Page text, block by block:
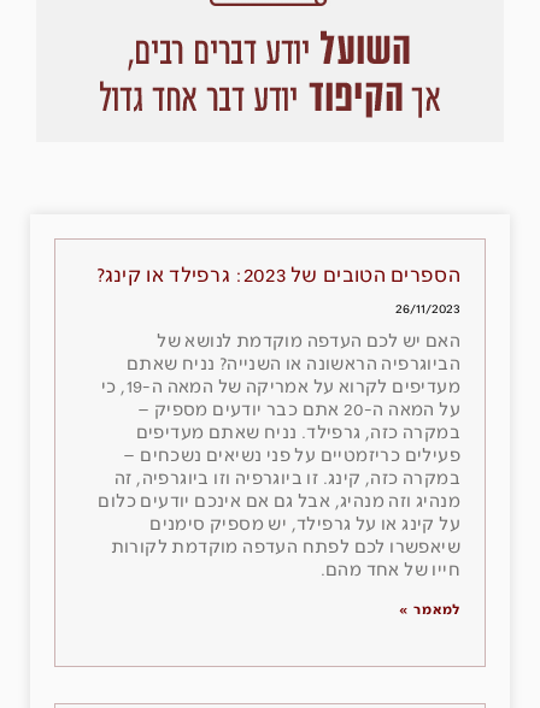
הספרים הטובים של 2023: גרפילד או קינג?
26/11/2023
האם יש לכם העדפה מוקדמת לנושא של
הביוגרפיה הראשונה או השנייה? נניח שאתם
מעדיפים לקרוא על אמריקה של המאה ה-19, כי
על המאה ה-20 אתם כבר יודעים מספיק –
במקרה כזה, גרפילד. נניח שאתם מעדיפים
פעילים כריזמטיים על פני נשיאים נשכחים –
במקרה כזה, קינג. זו ביוגרפיה וזו ביוגרפיה, זה
מנהיג וזה מנהיג, אבל גם אם אינכם יודעים כלום
על קינג או על גרפילד, יש מספיק סימנים
שיאפשרו לכם לפתח העדפה מוקדמת לקורות
חייו של אחד מהם.
למאמר »